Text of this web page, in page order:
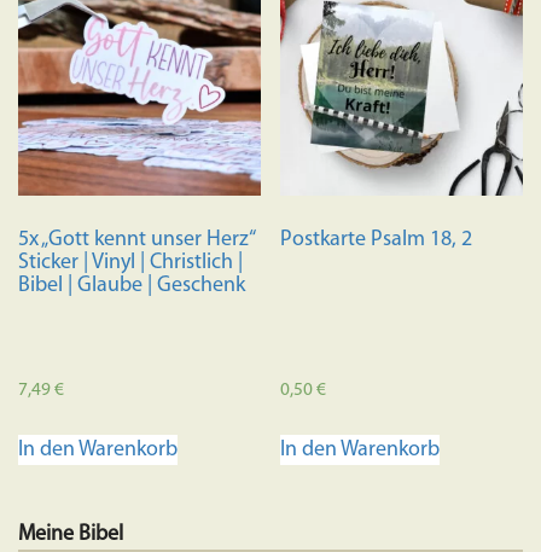
5x „Gott kennt unser Herz“
Sticker | Vinyl | Christlich |
Bibel | Glaube | Geschenk
7,49€
In den Warenkorb
Postkarte Psalm 18, 2
0,50€
In den Warenkorb
Meine Bibel